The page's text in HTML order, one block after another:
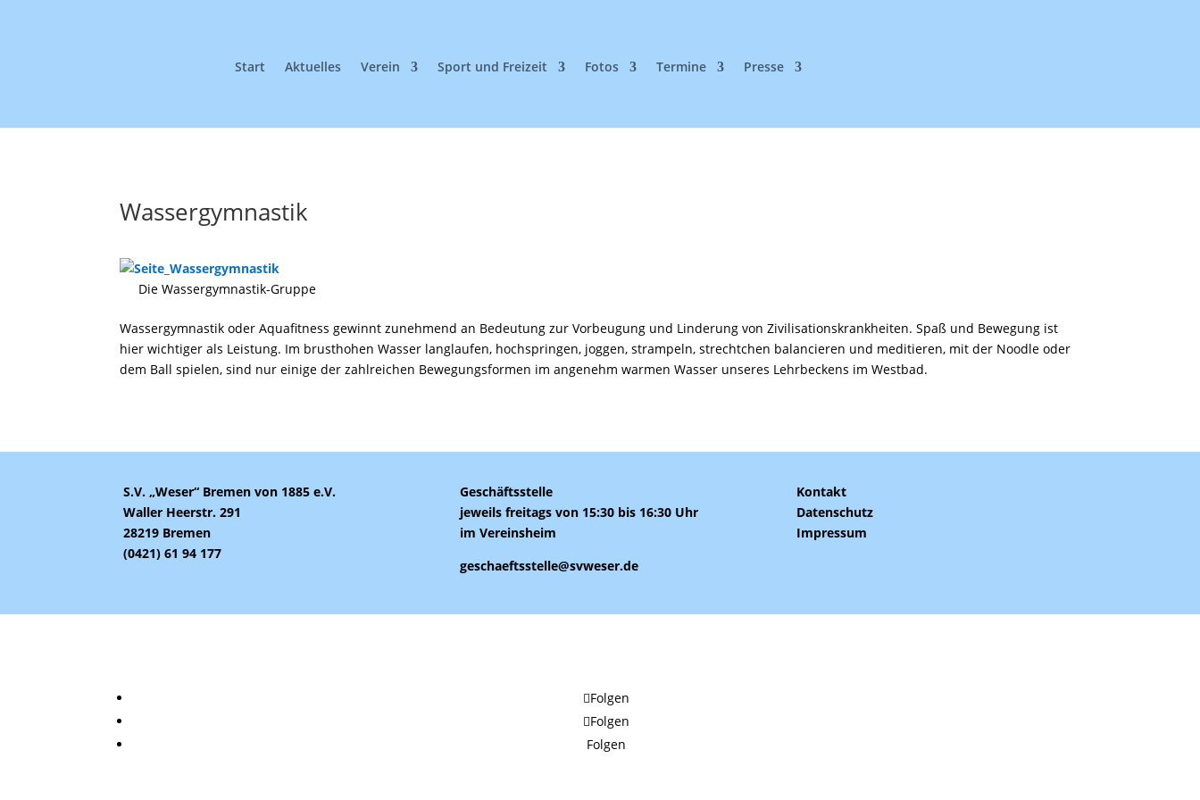
Start Aktuelles Verein Sport und Freizeit Fotos Termine Presse
Wassergymnastik
Die Wassergymnastik-Gruppe
Wassergymnastik oder Aquafitness gewinnt zunehmend an Bedeutung zur Vorbeugung und Linderung von Zivilisationskrankheiten. Spaß und Bewegung ist
hier wichtiger als Leistung. Im brusthohen Wasser langlaufen, hochspringen, joggen, strampeln, strechtchen balancieren und meditieren, mit der Noodle oder
dem Ball spielen, sind nur einige der zahlreichen Bewegungsformen im angenehm warmen Wasser unseres Lehrbeckens im Westbad.
S.V. „Weser“ Bremen von 1885 e.V.
Waller Heerstr. 291
28219 Bremen
(0421) 61 94 177
Geschäftsstelle
jeweils freitags von 15:30 bis 16:30 Uhr
im Vereinsheim
geschaeftsstelle@svweser.de
Kontakt
Datenschutz
Impressum
Folgen
Folgen
Folgen